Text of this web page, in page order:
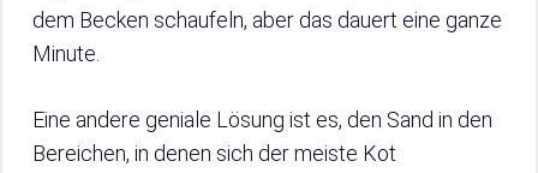
dem Becken schaufeln, aber das dauert eine ganze
Minute.
Eine andere geniale Lösung ist es, den Sand in den
Bereichen, in denen sich der meiste Kot